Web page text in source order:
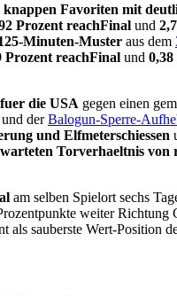
knappen Favoriten mit
Prozent reachFinal und
Minuten-Muster aus dem
Prozent reachFinal und
die USA gegen einen
derBalogun-Sperre-
und Elfmeterschiessen
Torverhaeltnis von
am selben Spielort sechs
weiter Richtung
sauberste Wert-Position